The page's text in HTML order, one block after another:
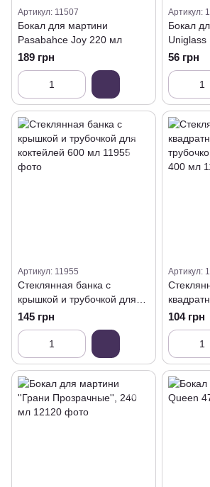
Артикул: 11507
Бокал для мартини
Pasabahce Joy 220 мл
189 грн
Артикул:
Бокал
56 грн
Артикул: 11955
Стеклянная банка с
крышкой и трубочкой для
145 грн
Артикул:
400 мл
104 грн